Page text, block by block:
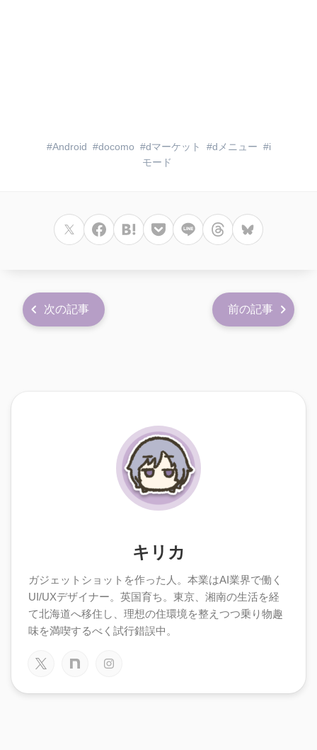
Android docomo dマーケット dメニュー
i
モード
次の記事 前の記事
キリカ
ガジェットショットを作った人。本業はAI業界で働く
UI/UXデザイナー。英国育ち。東京、湘南の生活を経
て北海道へ移住し、理想の住環境を整えつつ乗り物趣
味を満喫するべく試行錯誤中。